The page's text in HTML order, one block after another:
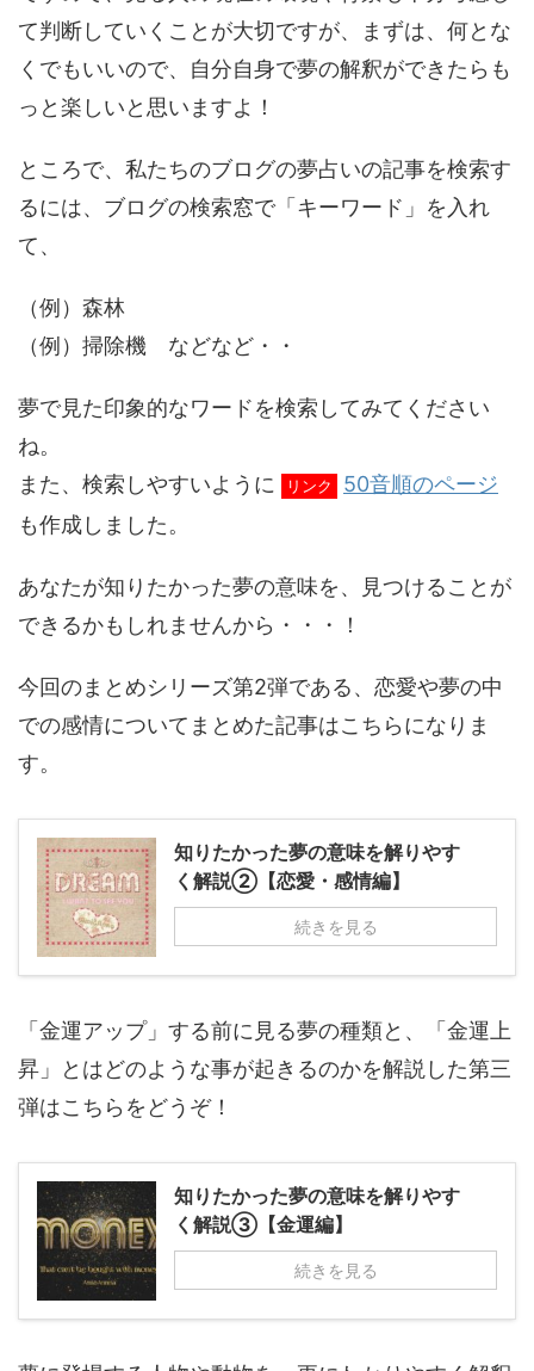
て判断していくことが大切ですが、まずは、何とな
くでもいいので、自分自身で夢の解釈ができたらも
っと楽しいと思いますよ！
ところで、私たちのブログの夢占いの記事を検索す
るには、ブログの検索窓で「キーワード」を入れ
て、
（例）森林
（例）掃除機 などなど・・
夢で見た印象的なワードを検索してみてください
ね。
また、検索しやすいように
リンク
50音順のページ
も作成しました。
あなたが知りたかった夢の意味を、見つけることが
できるかもしれませんから・・・！
今回のまとめシリーズ第2弾である、恋愛や夢の中
での感情についてまとめた記事はこちらになりま
す。
知りたかった夢の意味を解りやす
く解説②【恋愛・感情編】
続きを見る
「金運アップ」する前に見る夢の種類と、「金運上
昇」とはどのような事が起きるのかを解説した第三
弾はこちらをどうぞ！
知りたかった夢の意味を解りやす
く解説③【金運編】
続きを見る